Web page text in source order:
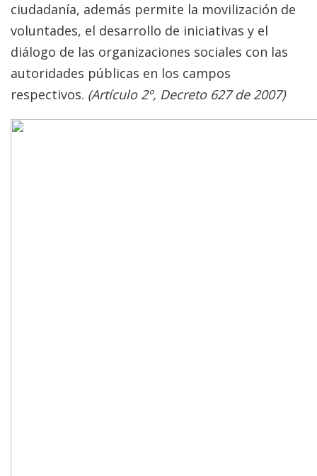
ciudadanía, además permite la movilización de
voluntades, el desarrollo de iniciativas y el
diálogo de las organizaciones sociales con las
autoridades públicas en los campos
respectivos. (Artículo 2º, Decreto 627 de 2007)